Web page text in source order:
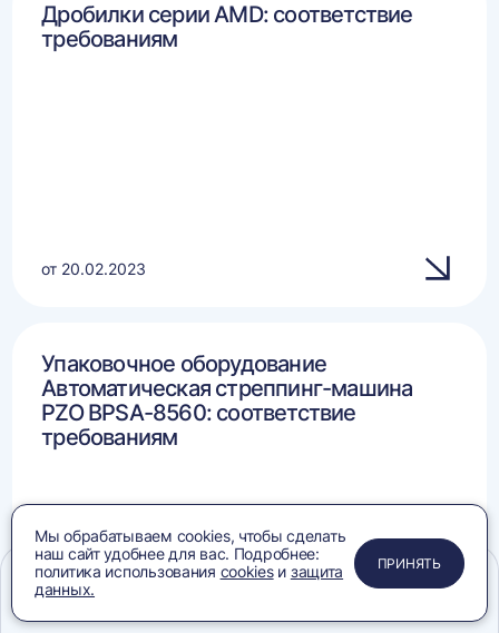
Дробилки серии AMD: соответствие
требованиям
от 20.02.2023
Упаковочное оборудование
Автоматическая стреппинг-машина
PZO BPSA-8560: соответствие
требованиям
от 09.12.2024
ПРИМЕНИТЬ
ЗАКРЫТЬ
ЗАКРЫТЬ
ЗАКРЫТЬ
Мы обрабатываем cookies, чтобы сделать
наш сайт удобнее для вас. Подробнее:
политика использования cookiesи защита
данных.
ПРИНЯТЬ